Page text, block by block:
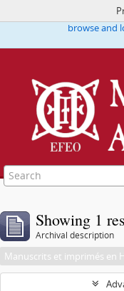
This website uses
browse and
Showing 1
Archival description
Manuscrits et imprimés en